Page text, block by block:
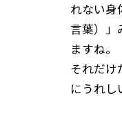
れない身
言葉）」
ますね。
それだけ
にうれし